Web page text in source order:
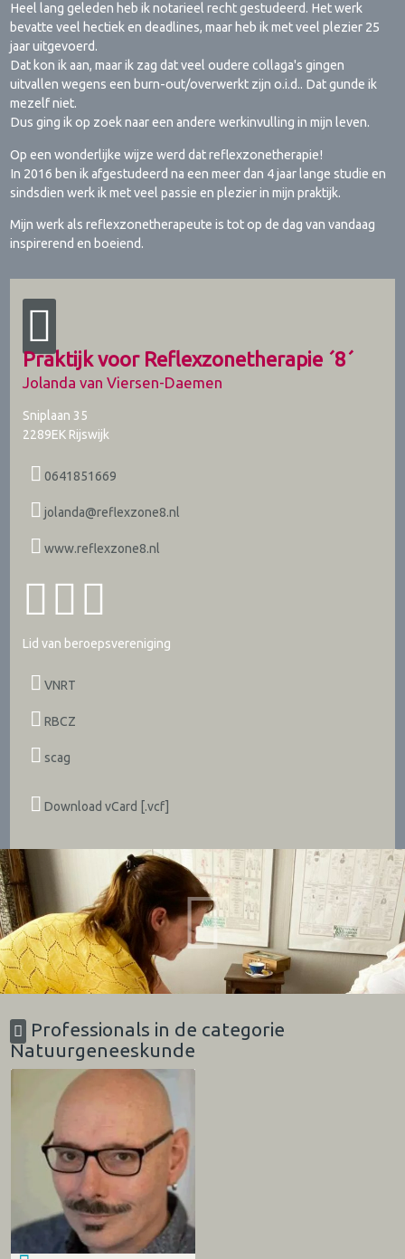
Heel lang geleden heb ik notarieel recht gestudeerd. Het werk
bevatte veel hectiek en deadlines, maar heb ik met veel plezier 25
jaar uitgevoerd.
Dat kon ik aan, maar ik zag dat veel oudere collaga's gingen
uitvallen wegens een burn-out/overwerkt zijn o.i.d.. Dat gunde ik
mezelf niet.
Dus ging ik op zoek naar een andere werkinvulling in mijn leven.
Op een wonderlijke wijze werd dat reflexzonetherapie!
In 2016 ben ik afgestudeerd na een meer dan 4 jaar lange studie en
sindsdien werk ik met veel passie en plezier in mijn praktijk.
Mijn werk als reflexzonetherapeute is tot op de dag van vandaag
inspirerend en boeiend.
Praktijk voor Reflexzonetherapie ´8´
Jolanda van Viersen-Daemen
Sniplaan 35
2289EK Rijswijk
0641851669
jolanda@reflexzone8.nl
www.reflexzone8.nl
Lid van beroepsvereniging
VNRT
RBCZ
scag
Download vCard [.vcf]
Professionals in de categorie
Natuurgeneeskunde